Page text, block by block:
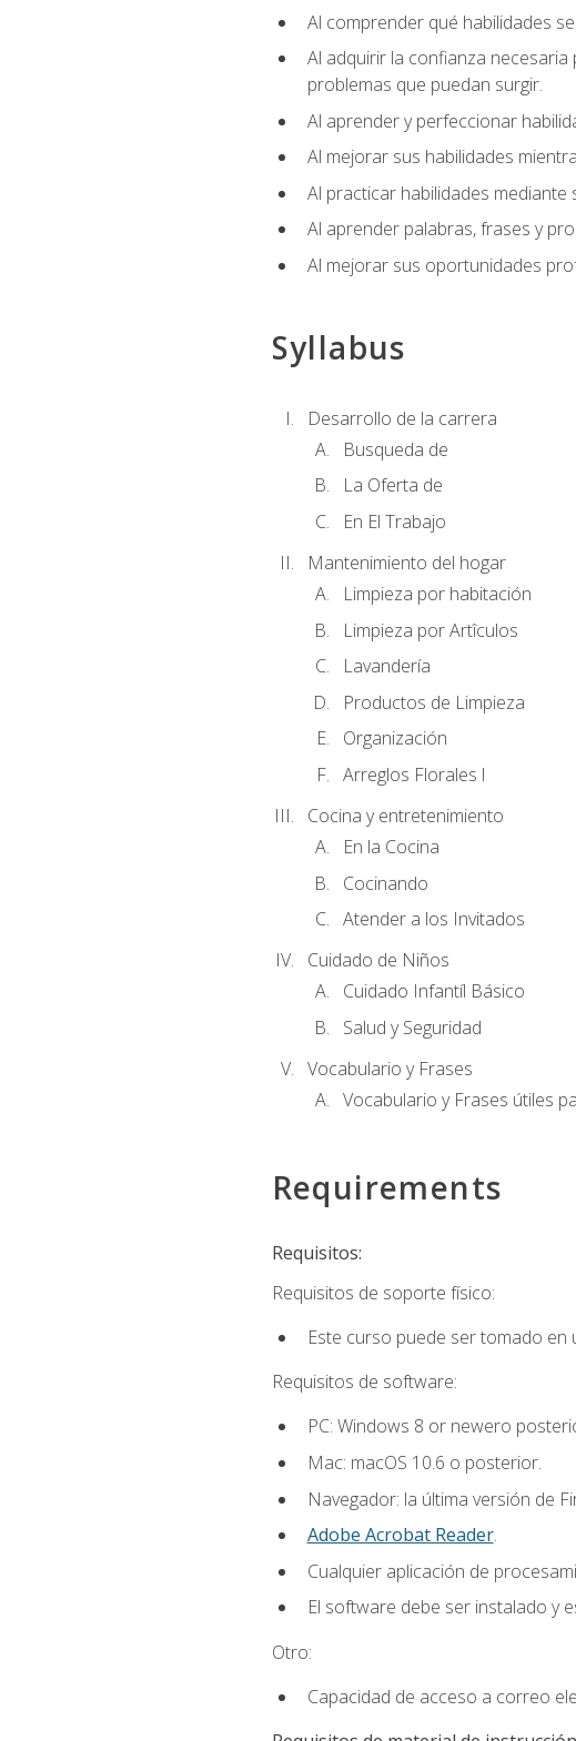
Al comprender qué habilidades
Al adquirir la confianza
problemas que puedan surgir.
Al aprender y perfeccionar
Al mejorar sus habilidades
Al practicar habilidades mediante
Al aprender palabras, frases y
Al mejorar sus oportunidades
Syllabus
Desarrollo de la carrera
Busqueda de
La Oferta de
En El Trabajo
Mantenimiento del hogar
Limpieza por habitación
Limpieza por Artîculos
Lavandería
Productos de Limpieza
Organización
Arreglos Florales l
Cocina y entretenimiento
En la Cocina
Cocinando
Atender a los Invitados
Cuidado de Niños
Cuidado Infantíl Básico
Salud y Seguridad
Vocabulario y Frases
Vocabulario y Frases útiles
Requirements
Requisitos:
Requisitos de soporte físico:
Este curso puede ser tomado en
Requisitos de software:
PC: Windows 8 or newero
Mac: macOS 10.6 o posterior.
Navegador: la última versión de
Adobe Acrobat Reader.
Cualquier aplicación de
El software debe ser instalado y
Otro:
Capacidad de acceso a correo